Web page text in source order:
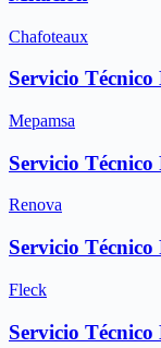
Chafoteaux
Servicio Técnico
Mepamsa
Servicio
Renova
Servicio
Fleck
Servicio